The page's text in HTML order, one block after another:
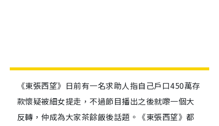
《東張西望》日前有一名求助人指自己戶口450萬存
款懷疑被細女提走，不過節目播出之後就嚟一個大
反轉，仲成為大家茶餘飯後話題。《東張西望》都